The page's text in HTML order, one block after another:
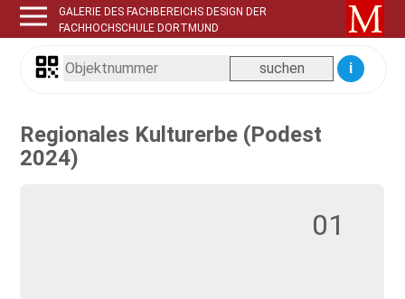
GALERIE DES FACHBEREICHS DESIGN DER
FACHHOCHSCHULE DORTMUND
i
Regionales Kulturerbe (Podest
2024)
01